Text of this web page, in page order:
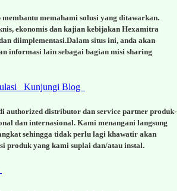
memahami solusi yang ditawarkan.
ekonomis dan kajian kebijakan Hexamitra
diimplementasi.Dalam situs ini, anda akan
informasi lain sebagai bagian misi sharing
Kunjungi Blog
authorized distributor dan service partner produk-
dan internasional. Kami menangani langsung
sehingga tidak perlu lagi khawatir akan
produk yang kami suplai dan/atau instal.